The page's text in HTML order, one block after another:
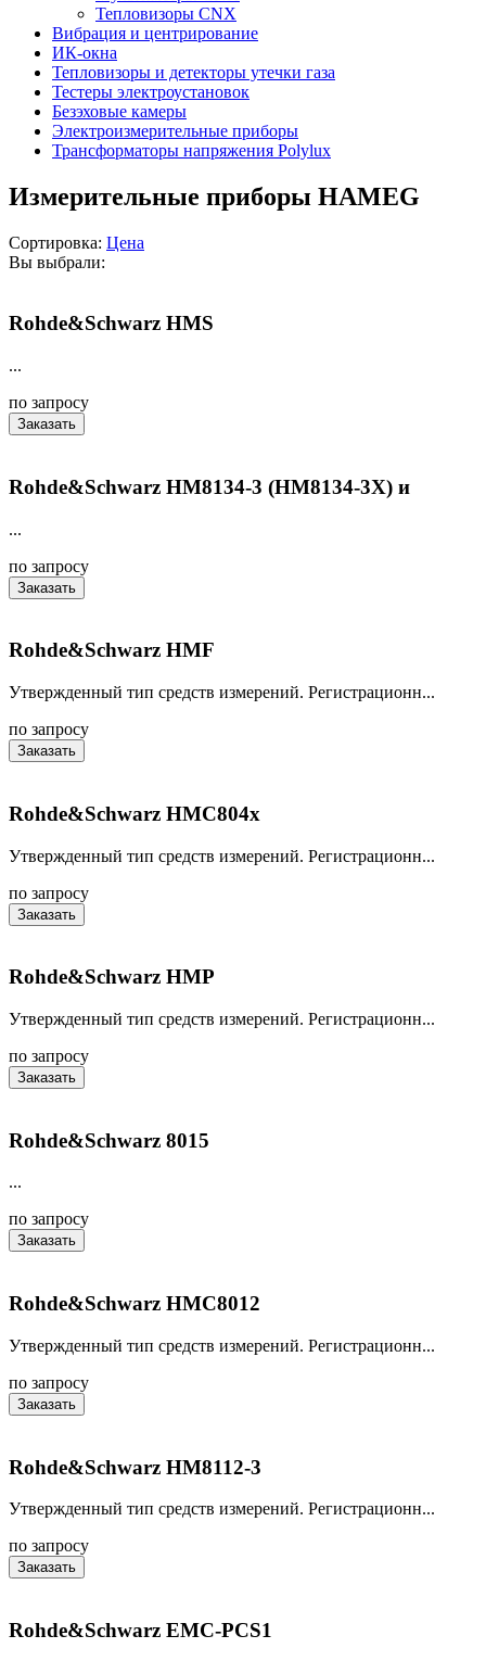
Тепловизоры CNX
Вибрация и центрирование
ИК-окна
Тепловизоры и детекторы утечки газа
Тестеры электроустановок
Безэховые камеры
Электроизмерительные приборы
Трансформаторы напряжения Polylux
Измерительные приборы HAMEG
Сортировка: Цена
Вы выбрали:
Rohde&Schwarz HMS
...
по запросу
Заказать
Rohde&Schwarz HM8134-3 (HM8134-3X) и
...
по запросу
Заказать
Rohde&Schwarz HMF
Утвержденный тип средств измерений. Регистрационн...
по запросу
Заказать
Rohde&Schwarz HMC804x
Утвержденный тип средств измерений. Регистрационн...
по запросу
Заказать
Rohde&Schwarz HMP
Утвержденный тип средств измерений. Регистрационн...
по запросу
Заказать
Rohde&Schwarz 8015
...
по запросу
Заказать
Rohde&Schwarz HMC8012
Утвержденный тип средств измерений. Регистрационн...
по запросу
Заказать
Rohde&Schwarz НМ8112-3
Утвержденный тип средств измерений. Регистрационн...
по запросу
Заказать
Rohde&Schwarz EMC-PCS1